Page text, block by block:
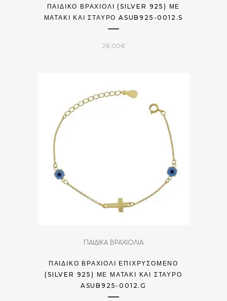
ΠΑΙΔΙΚΌ ΒΡΑΧΙΌΛΙ (SILVER 925) ΜΕ
ΜΑΤΆΚΙ ΚΑΙ ΣΤΑΥΡΌ ASUB925-0012.S
28.00€
ΠΑΙΔΙΚΑ ΒΡΑΧΙΟΛΙΑ
ΠΑΙΔΙΚΌ ΒΡΑΧΙΌΛΙ ΕΠΙΧΡΥΣΟΜΈΝΟ
(SILVER 925) ΜΕ ΜΑΤΆΚΙ ΚΑΙ ΣΤΑΥΡΌ
ASUB925-0012.G